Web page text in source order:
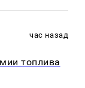
час назад
топлива